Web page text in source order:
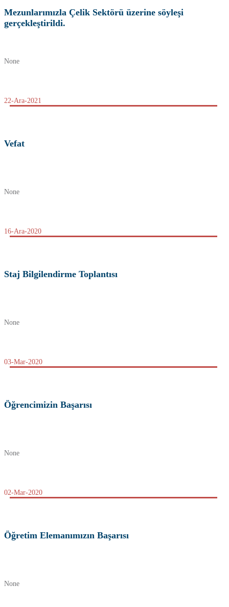
Mezunlarımızla Çelik Sektörü üzerine söyleşi
gerçekleştirildi.
None
22-Ara-2021
Vefat
None
16-Ara-2020
Staj Bilgilendirme Toplantısı
None
03-Mar-2020
Öğrencimizin Başarısı
None
02-Mar-2020
Öğretim Elemanımızın Başarısı
None